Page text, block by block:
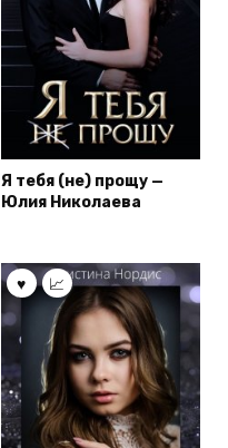
Я тебя (не) прощу —
Юлия Николаева